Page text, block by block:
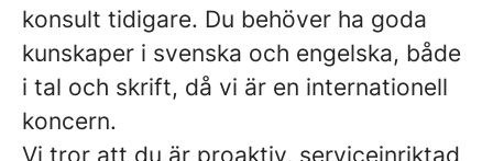
konsult tidigare. Du behöver ha goda
kunskaper i svenska och engelska, både
i tal och skrift, då vi är en internationell
koncern.
Vi tror att du är proaktiv, serviceinriktad